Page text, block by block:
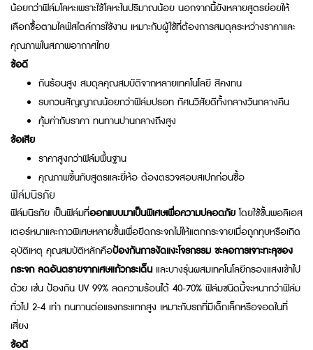
น้อยกว่าฟิล์มโลหะเพราะใช้โลหะในปริมาณน้อย นอกจากนี้ยังหลายสูตรย่อยให้
เลือกซื้อตามไลฟ์สไตล์การใช้งาน เหมาะกับผู้ใช้ที่ต้องการสมดุลระหว่างราคาและ
คุณภาพในสภาพอากาศไทย
ข้อดี
กันร้อนสูง สมดุลคุณสมบัติจากหลายเทคโนโลยี สีคงทน
รบกวนสัญญาณน้อยกว่าฟิล์มปรอท ทัศนวิสัยดีทั้งกลางวันกลางคืน
คุ้มค่ากับราคา ทนทานปานกลางถึงสูง
ข้อเสีย
ราคาสูงกว่าฟิล์มพื้นฐาน
คุณภาพขึ้นกับสูตรและยี่ห้อ ต้องตรวจสอบสเปกก่อนซื้อ
ฟิล์มนิรภัย
ฟิล์มนิรภัย เป็นฟิล์มที่ออกแบบมาเป็นพิเศษเพื่อความปลอดภัย โดยใช้ชั้นพอลิเอส
เตอร์หนาและกาวพิเศษหลายชั้นเพื่อยึดกระจกไม่ให้แตกกระจายเมื่อถูกทุบหรือเกิด
อุบัติเหตุ คุณสมบัติหลักคือป้องกันการงัดแงะโจรกรรม ชะลอการเจาะทะลุของ
กระจก ลดอันตรายจากเศษแก้วกระเด็น และบางรุ่นผสมเทคโนโลยีกรองแสงเข้าไป
ด้วย เช่น ป้องกัน UV 99% ลดความร้อนได้ 40-70% ฟิล์มชนิดนี้จะหนากว่าฟิล์ม
ทั่วไป 2-4 เท่า ทนทานต่อแรงกระแทกสูง เหมาะกับรถที่มีเด็กเล็กหรือจอดในที่
เสี่ยง
ข้อดี